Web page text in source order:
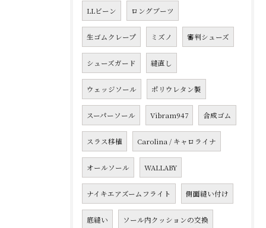
LLビーン ロングブーツ
生ゴムクレープ ミズノ 審判シューズ
シューズガード 縫直し
ウェッジソール ポリウレタン製
スーパーソール Vibram947 合成ゴム
スラス移植 Carolina / キャロライナ
オールソール WALLABY
ナイキエアズームフライト 側面縫い付け
底縫い ソール内クッションの交換